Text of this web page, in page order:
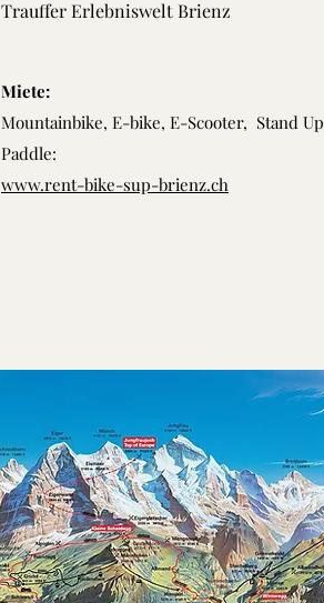
Trauffer Erlebniswelt Brienz
Miete:
Mountainbike, E-bike, E-Scooter, Stand Up
Paddle:
www.rent-bike-sup-brienz.ch